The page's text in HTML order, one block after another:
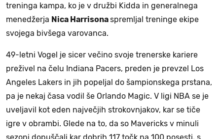
treninga kampa, ko je v družbi Kidda in generalnega
menedžerja Nica Harrisonaspremljal treninge ekipe
svojega bivšega varovanca.
49-letni Vogel je sicer večino svoje trenerske kariere
preživel na čelu Indiana Pacers, preden je prevzel Los
Angeles Lakers in jih popeljal do šampionskega prstana,
pa je nekaj časa vodil še Orlando Magic. V ligi NBA se je
uveljavil kot eden največjih strokovnjakov, kar se tiče
igre v obrambi. Glede na to, da so Mavericks v minuli